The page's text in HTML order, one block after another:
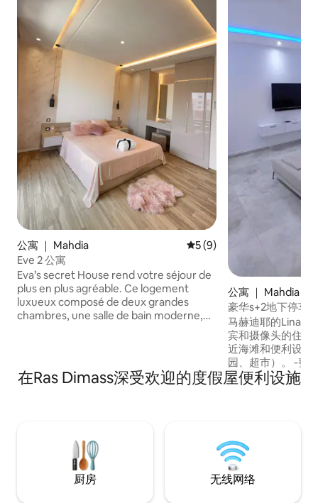
公寓 ｜ Mahdia 平均评分 5 分（满分 5 分）
5 (9)
Eve 2 公寓
Eva’s secret House rend votre séjour de
plus en plus agréable. Ce logement
luxueux composé de deux grandes
chambres, une salle de bain moderne,
supermarché, patisseries, boulangerie,
banques ) vous y serez également à trois
公寓 ｜ Mahdia
豪华s+2地下停车
马赫迪耶的Lina公寓 非常安静， 在配
宾和摄像头的住宅
近海滩和便利设施
园、超市）。 -整个房源都有空调 -设施齐
全的厨房，带用餐
Prime -海景和城
在Ras Dimass深受欢迎的度假屋便利设施
厨房 无线网络